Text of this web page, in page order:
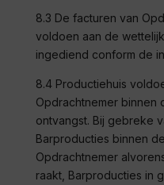
8.3 De facturen van
voldoen aan de
ingediend conform de
8.4 Productiehuis
Opdrachtnemer binnen
ontvangst. Bij gebreke
Barproducties binnen
Opdrachtnemer
raakt, Barproducties in